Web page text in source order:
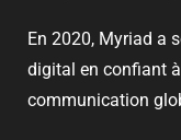
En 2020, Myriad a
digital en confiant
communication